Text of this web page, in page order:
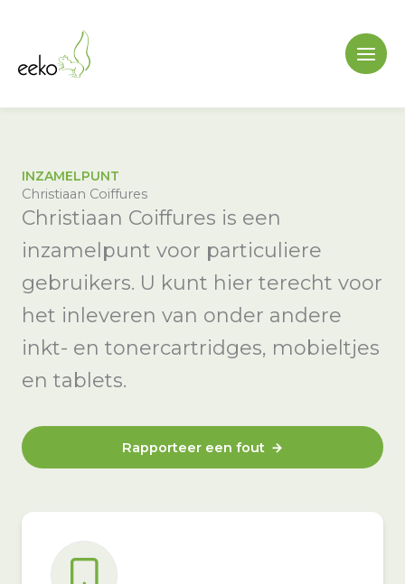
inhoud
INZAMELPUNT
Christiaan Coiffures
Christiaan Coiffures is een
inzamelpunt voor particuliere
gebruikers. U kunt hier terecht voor
het inleveren van onder andere
inkt- en tonercartridges, mobieltjes
en tablets.
Rapporteer een fout